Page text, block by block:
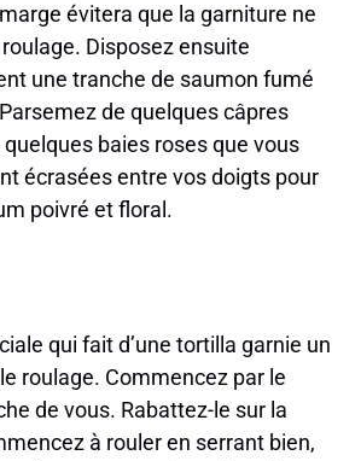
évitera que la garniture ne
Disposez ensuite
une tranche de saumon fumé
de quelques câpres
baies roses que vous
écrasées entre vos doigts pour
poivré et floral.
qui fait d’une tortilla garnie un
roulage. Commencez par le
de vous. Rabattez-le sur la
à rouler en serrant bien,